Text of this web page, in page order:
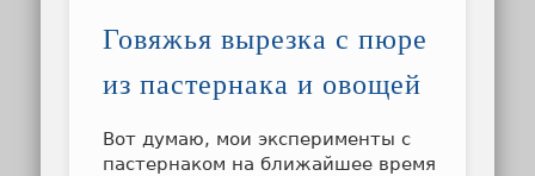
Говяжья вырезка с пюре
из пастернака и овощей
Вот думаю, мои эксперименты с
пастернаком на ближайшее время